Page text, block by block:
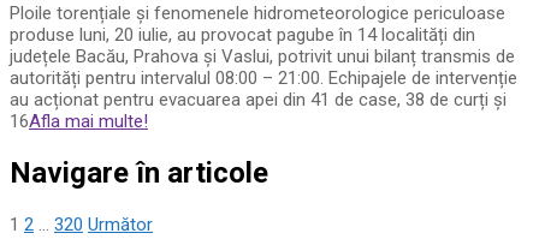
Ploile torențiale și fenomenele hidrometeorologice periculoase
produse luni, 20 iulie, au provocat pagube în 14 localități din
județele Bacău, Prahova și Vaslui, potrivit unui bilanț transmis de
autorități pentru intervalul 08:00 – 21:00. Echipajele de intervenție
au acționat pentru evacuarea apei din 41 de case, 38 de curți și
16Afla mai multe!
Navigare în articole
1 2 … 320 Următor